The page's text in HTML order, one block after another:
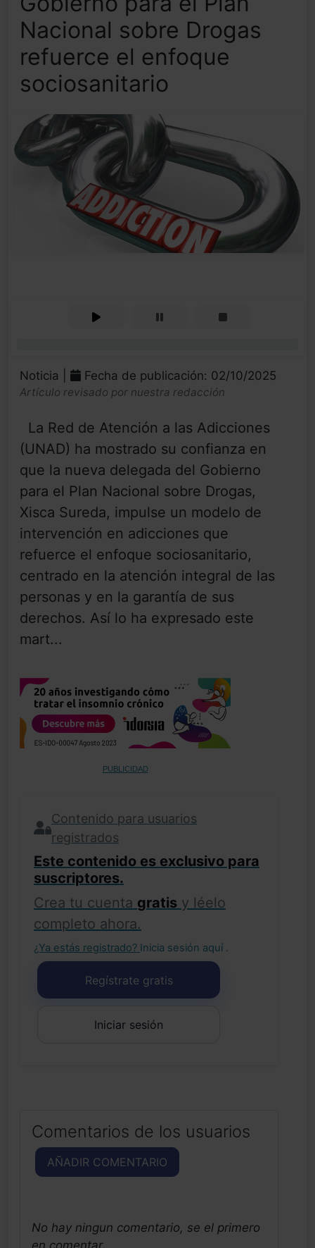
Nacional sobre Drogas
refuerce el enfoque
sociosanitario
Noticia | Fecha de publicación: 02/10/2025
Artículo revisado por nuestra redacción
La Red de Atención a las Adicciones
(UNAD) ha mostrado su confianza en
que la nueva delegada del Gobierno
para el Plan Nacional sobre Drogas,
Xisca Sureda, impulse un modelo de
intervención en adicciones que
refuerce el enfoque sociosanitario,
centrado en la atención integral de las
personas y en la garantía de sus
derechos. Así lo ha expresado este
mart...
PUBLICIDAD
Contenido para usuarios
registrados
Este contenido es exclusivo para
suscriptores.
Crea tu cuenta gratis y léelo
completo ahora.
¿Ya estás registrado? Inicia sesión aquí .
Regístrate gratis
Iniciar sesión
Comentarios de los usuarios
AÑADIR COMENTARIO
No hay ningun comentario, se el primero
en comentar